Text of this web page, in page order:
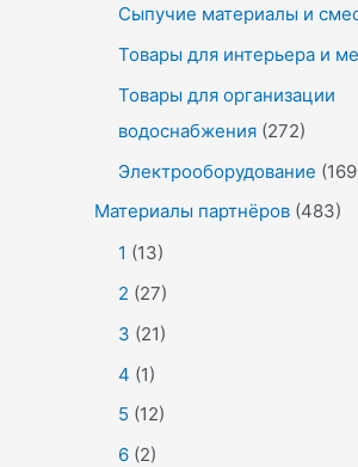
Сыпучие материалы и
Товары для интерьера и
Товары для организации
водоснабжения (272)
Электрооборудование
Материалы партнёров (483)
1 (13)
2 (27)
3 (21)
4 (1)
5 (12)
6 (2)